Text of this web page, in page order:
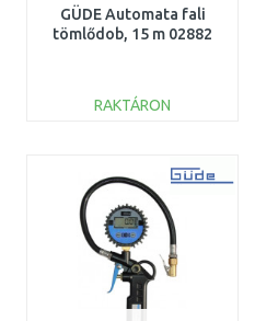
GÜDE Automata fali
tömlődob, 15 m 02882
RAKTÁRON
Összehasonlítás